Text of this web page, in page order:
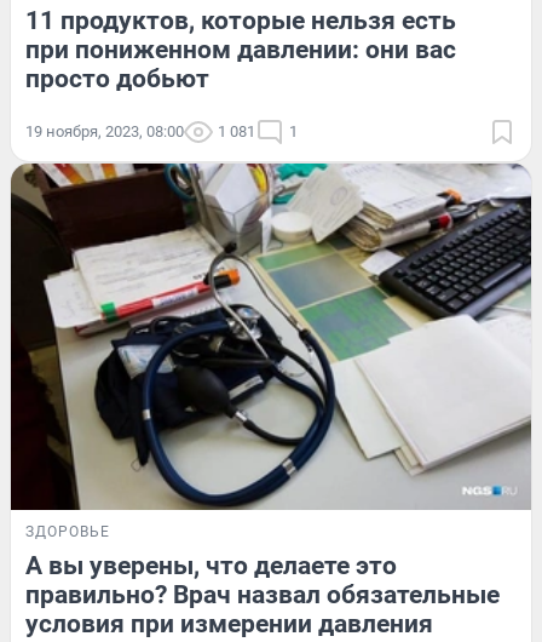
11 продуктов, которые нельзя есть
при пониженном давлении: они вас
просто добьют
19 ноября, 2023, 08:00 1 081 1
ЗДОРОВЬЕ
А вы уверены, что делаете это
правильно? Врач назвал обязательные
условия при измерении давления